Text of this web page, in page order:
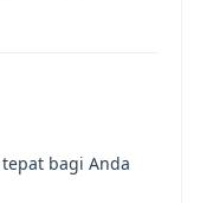
bagi Anda